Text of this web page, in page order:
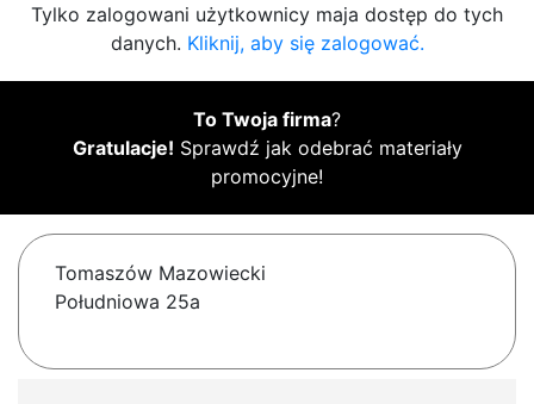
Tylko zalogowani użytkownicy maja dostęp do tych
danych. Kliknij, aby się zalogować.
To Twoja firma?
Gratulacje! Sprawdź jak odebrać materiały
promocyjne!
Tomaszów Mazowiecki
Południowa 25a